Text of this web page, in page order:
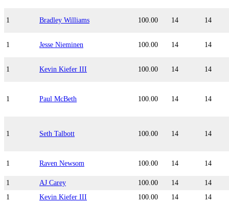
1 Bradley Williams 100.00 14 14
1 Jesse Nieminen 100.00 14 14
1 Kevin Kiefer III 100.00 14 14
1 Paul McBeth 100.00 14 14
1 Seth Talbott 100.00 14 14
1 Raven Newsom 100.00 14 14
1 AJ Carey 100.00 14
14
1
Kevin Kiefer III 100.00 14
14